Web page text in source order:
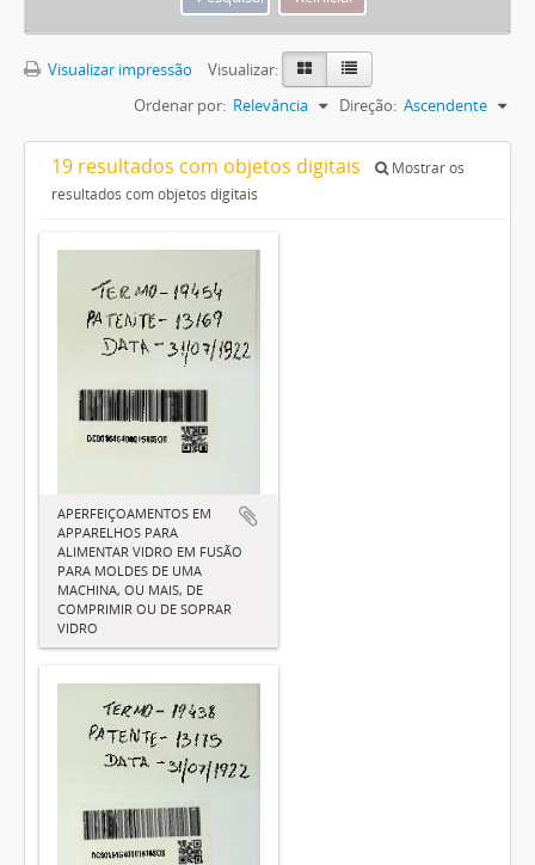
Visualizar impressão
Visualizar:
Ordenar por: Relevância Direção: Ascendente
19 resultados com objetos digitais
Mostrar os
resultados com objetos digitais
APERFEIÇOAMENTOS EM
APPARELHOS PARA
ALIMENTAR VIDRO EM FUSÃO
PARA MOLDES DE UMA
MACHINA, OU MAIS, DE
COMPRIMIR OU DE SOPRAR
VIDRO